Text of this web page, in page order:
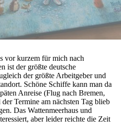
vor kurzem für mich nach
ist der größte deutsche
der größte Arbeitgeber und
Schöne Schiffe kann man da
Anreise (Flug nach Bremen,
Termine am nächsten Tag blieb
Das Wattenmeerhaus und
aber leider reichte die Zeit